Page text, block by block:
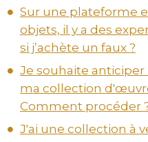
Sur une plateforme
objets, il y a des
si j’achète un faux ?
Je souhaite
ma collection
Comment procéder
J'ai une collection à